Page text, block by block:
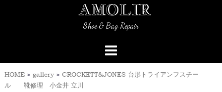
AMOLIR
Shoe & Bag Repair
HOME> gallery> CROCKETT&JONES 台形トライアンフスチー
ル 靴修理 小金井 立川